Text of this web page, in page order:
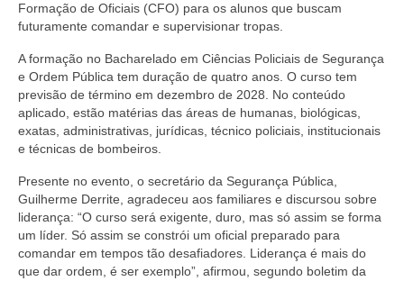
Formação de Oficiais (CFO) para os alunos que buscam
futuramente comandar e supervisionar tropas.
A formação no Bacharelado em Ciências Policiais de Segurança
e Ordem Pública tem duração de quatro anos. O curso tem
previsão de término em dezembro de 2028. No conteúdo
aplicado, estão matérias das áreas de humanas, biológicas,
exatas, administrativas, jurídicas, técnico policiais, institucionais
e técnicas de bombeiros.
Presente no evento, o secretário da Segurança Pública,
Guilherme Derrite, agradeceu aos familiares e discursou sobre
liderança: “O curso será exigente, duro, mas só assim se forma
um líder. Só assim se constrói um oficial preparado para
comandar em tempos tão desafiadores. Liderança é mais do
que dar ordem, é ser exemplo”, afirmou, segundo boletim da